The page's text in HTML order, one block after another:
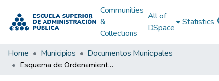
Communities
&
Collections
All of
DSpace
Statistics
Home Municipios
Documentos Municipales
Esquema de Ordenamiento Territorial Cuítiva Boyacá 2000: EOT Cuítiva Boyacá 2000